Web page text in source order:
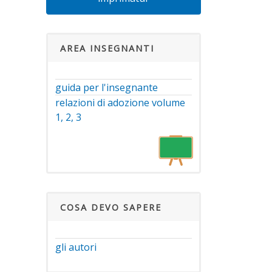
AREA INSEGNANTI
guida per l'insegnante
relazioni di adozione volume
1, 2, 3
COSA DEVO SAPERE
gli autori